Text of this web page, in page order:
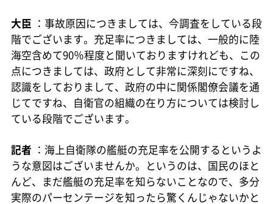
大臣 ：事故原因につきましては、今調査をしている段
階でございます。充足率につきましては、一般的に陸
海空含めて90％程度と聞いておりますけれども、この
点につきましては、政府として非常に深刻にですね、
認識をしておりまして、政府の中に関係閣僚会議を通
じてですね、自衛官の組織の在り方については検討し
ている段階でございます。
記者 ：海上自衛隊の艦艇の充足率を公開するというよ
うな意図はございませんか。というのは、国民のほと
んど、まだ艦艇の充足率を知らないことなので、多分
実際のパーセンテージを知ったら驚くんじゃないかと